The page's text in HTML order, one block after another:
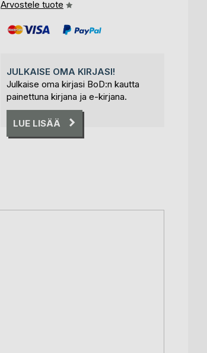
Arvostele tuote
JULKAISE OMA KIRJASI!
Julkaise oma kirjasi BoD:n kautta
painettuna kirjana ja e-kirjana.
LUE LISÄÄ